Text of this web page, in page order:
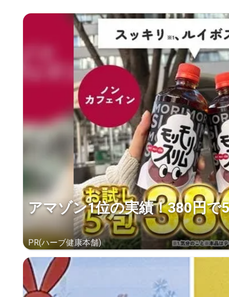
アマゾン1位の実績！380円で
PR(ハーブ健康本舗)